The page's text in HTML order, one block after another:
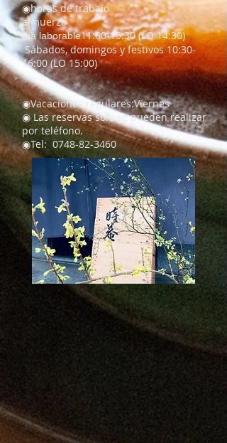
◉horas de trabajo
almuerzo
día laborable11:00-15:30 (LO 14:30)
​ Sábados, domingos y festivos 10:30-
16:00 (LO 15:00)
◉Vacaciones regulares:Viernes
​◉ Las reservas solo se pueden realizar
por teléfono.
◉Tel:0748-82-3460